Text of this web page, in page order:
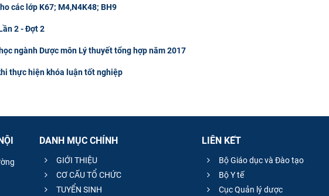
các lớp K67; M4,N4K48; BH9
2 - Đợt 2
ngành Dược môn Lý thuyết tổng hợp năm 2017
thực hiện khóa luận tốt nghiệp
DANH MỤC CHÍNH
GIỚI THIỆU
CƠ CẤU TỔ CHỨC
TUYỂN SINH
LIÊN KẾT
Bộ Giáo dục và Đào tạo
Bộ Y tế
Cục Quản lý dược